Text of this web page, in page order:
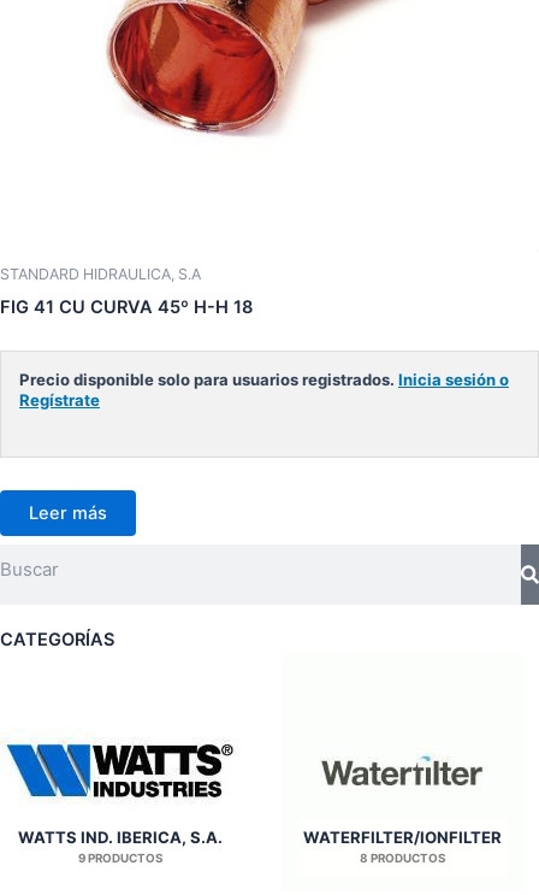
STANDARD HIDRAULICA, S.A
FIG 41 CU CURVA 45º H-H 18
Precio disponible solo para usuarios registrados. Inicia sesión o
Regístrate
Leer más
CATEGORÍAS
WATTS IND. IBERICA, S.A.
9 PRODUCTOS
WATERFILTER/IONFILTER
8 PRODUCTOS